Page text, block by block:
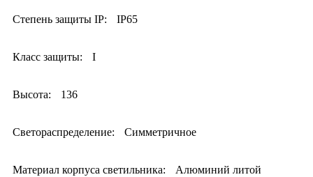
Степень защиты IP: IP65
Класс защиты: I
Высота: 136
Светораспределение: Симметричное
Материал корпуса светильника: Алюминий литой